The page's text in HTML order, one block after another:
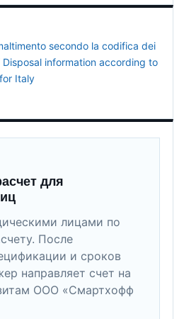
secondo la codifica dei
Disposal information according to
Italy
для
лицами по
После
и сроков
направляет счет на
ООО «Смартхофф